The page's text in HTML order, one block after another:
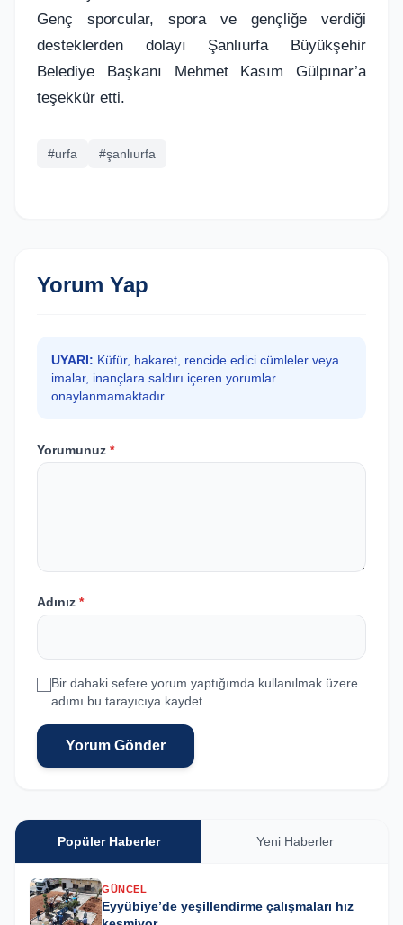
Genç sporcular, spora ve gençliğe verdiği
desteklerden dolayı Şanlıurfa Büyükşehir
Belediye Başkanı Mehmet Kasım Gülpınar’a
teşekkür etti.
#urfa #şanlıurfa
Yorum Yap
UYARI: Küfür, hakaret, rencide edici cümleler veya
imalar, inançlara saldırı içeren yorumlar
onaylanmamaktadır.
Yorumunuz *
Adınız *
Bir dahaki sefere yorum yaptığımda kullanılmak üzere
adımı bu tarayıcıya kaydet.
Yorum Gönder
Popüler Haberler Yeni Haberler
GÜNCEL
Eyyübiye’de yeşillendirme çalışmaları hız